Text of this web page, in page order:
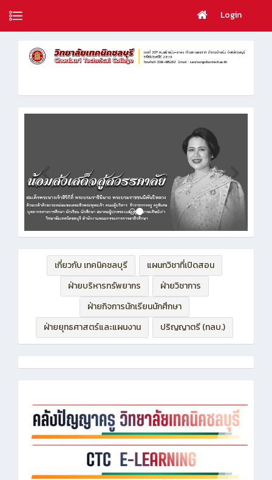
Login
เกี่ยวกับ เทคนิคชลบุรี
แผนกวิชาที่เปิดสอน
ฝ่ายบริหารทรัพยากร
ฝ่ายวิชาการ
ฝ่ายกิจการนักเรียนนักศึกษา
ฝ่ายยุทธศาสตร์และแผนงาน
ปริญญาตรี (ทลบ.)